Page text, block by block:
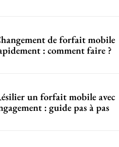
de forfait mobile
: comment faire ?
un forfait mobile avec
: guide pas à pas